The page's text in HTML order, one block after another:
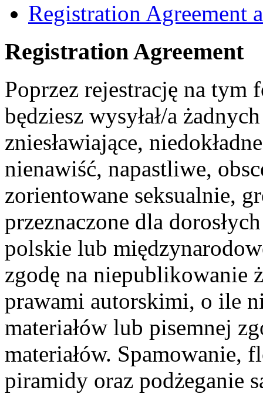
Registration Agreement
Registration Agreement
Poprzez rejestrację na tym
będziesz wysyłał/a
zniesławiające,
nienawiść, napastliwe,
zorientowane seksualnie,
przeznaczone dla
polskie lub
zgodę na niepublikowanie
prawami autorskimi, o ile
materiałów lub pisemnej
materiałów. Spamowanie,
piramidy oraz podżeganie